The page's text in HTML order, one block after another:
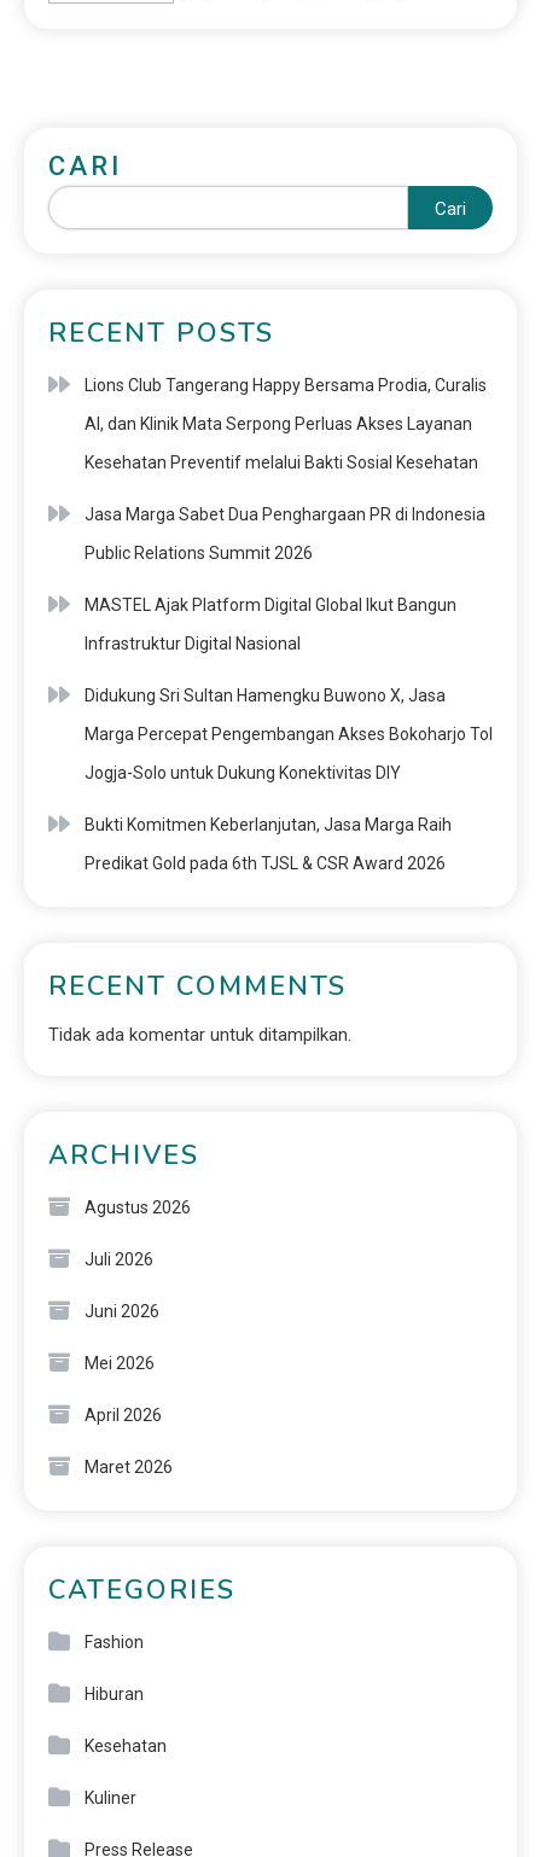
CARI
Cari
RECENT POSTS
Lions Club Tangerang Happy Bersama Prodia, Curalis
AI, dan Klinik Mata Serpong Perluas Akses Layanan
Kesehatan Preventif melalui Bakti Sosial Kesehatan
Jasa Marga Sabet Dua Penghargaan PR di Indonesia
Public Relations Summit 2026
MASTEL Ajak Platform Digital Global Ikut Bangun
Infrastruktur Digital Nasional
Didukung Sri Sultan Hamengku Buwono X, Jasa
Marga Percepat Pengembangan Akses Bokoharjo Tol
Jogja-Solo untuk Dukung Konektivitas DIY
Bukti Komitmen Keberlanjutan, Jasa Marga Raih
Predikat Gold pada 6th TJSL & CSR Award 2026
RECENT COMMENTS
Tidak ada komentar untuk ditampilkan.
ARCHIVES
Agustus 2026
Juli 2026
Juni 2026
Mei 2026
April 2026
Maret 2026
CATEGORIES
Fashion
Hiburan
Kesehatan
Kuliner
Press Release